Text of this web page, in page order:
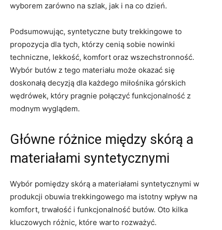
wyborem zarówno na szlak, jak i na co dzień.
Podsumowując, syntetyczne buty trekkingowe to
propozycja dla tych, którzy cenią sobie nowinki
techniczne, lekkość, komfort oraz wszechstronność.
Wybór butów z tego materiału może okazać się
doskonałą decyzją dla każdego miłośnika górskich
wędrówek, który pragnie połączyć funkcjonalność z
modnym wyglądem.
Główne różnice między skórą a
materiałami syntetycznymi
Wybór pomiędzy skórą a materiałami syntetycznymi w
produkcji obuwia trekkingowego ma istotny wpływ na
komfort, trwałość i funkcjonalność butów. Oto kilka
kluczowych różnic, które warto rozważyć.